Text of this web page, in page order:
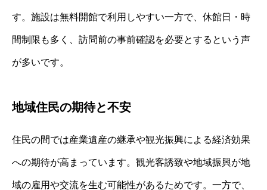
す。施設は無料開館で利用しやすい一方で、休館日・時
間制限も多く、訪問前の事前確認を必要とするという声
が多いです。
地域住民の期待と不安
住民の間では産業遺産の継承や観光振興による経済効果
への期待が高まっています。観光客誘致や地域振興が地
域の雇用や交流を生む可能性があるためです。一方で、